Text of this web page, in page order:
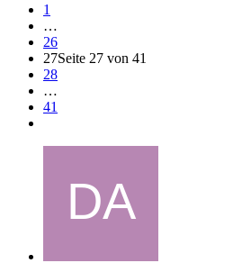
1
…
26
27Seite 27 von 41
28
…
41